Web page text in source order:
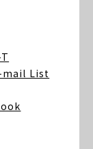
mail List